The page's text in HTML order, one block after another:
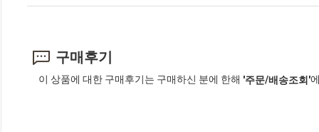
구매후기
이 상품에 대한 구매후기는 구매하신 분에 한해 '주문/배송조회'